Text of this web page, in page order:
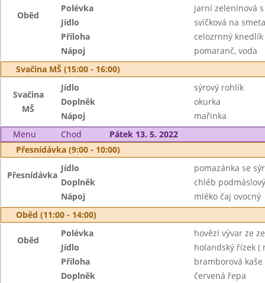
Oběd
Polévka
jarní zeleninová
Jídlo
svíčková na
Příloha
celozrnný knedlík
Nápoj
pomaranč, voda
Svačina MŠ (15:00 - 16:00)
Svačina
MŠ
Jídlo
sýrový rohlík
Doplněk
okurka
Nápoj
mařinka
Menu
Chod
Pátek 13. 5. 2022
Přesnídávka (9:00 - 10:00)
Přesnídávka
Jídlo
pomazánka se
Doplněk
chléb
Nápoj
mléko čaj ovocný
Oběd (11:00 - 14:00)
Oběd
Polévka
hovězí vývar ze
Jídlo
holandský řízek (
Příloha
bramborová kaše
Doplněk
červená řepa